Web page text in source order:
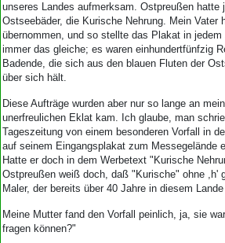
Wer wir sind
Aktuelle
Abonnenten-
Abonnent
Abo Prämien
Archiv
Mediadaten
Berlin-
Schlesien
Danzig und
Bücher
unseres Landes aufmerksam. Ostpreußen
Ostseebäder, die Kurische Nehrung. Mein Vater
übernommen, und so stellte das Plakat in
immer das gleiche; es waren einhundertfünfzig
Badende, die sich aus den blauen Fluten der
über sich hält.
Diese Aufträge wurden aber nur so lange an
unerfreulichen Eklat kam. Ich glaube, man
Tageszeitung von einem besonderen Vorfall in
auf seinem Eingangsplakat zum Messegelände
Hatte er doch in dem Werbetext "Kurische
Ostpreußen weiß doch, daß "Kurische" ohne ,h'
Maler, der bereits über 40 Jahre in diesem
Meine Mutter fand den Vorfall peinlich, ja, sie
fragen können?"